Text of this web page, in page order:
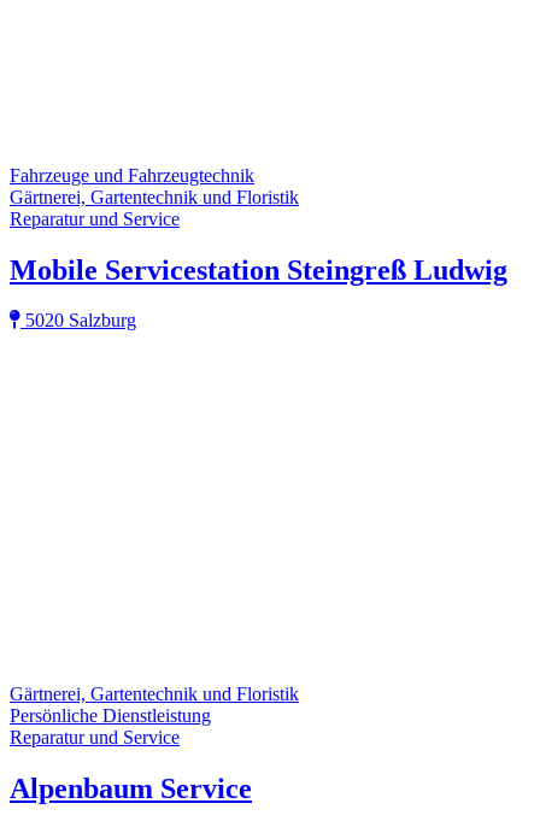
Fahrzeuge und Fahrzeugtechnik
Gärtnerei, Gartentechnik und Floristik
Reparatur und Service
Mobile Servicestation Steingreß Ludwig
5020 Salzburg
Gärtnerei, Gartentechnik und Floristik
Persönliche Dienstleistung
Reparatur und Service
Alpenbaum Service